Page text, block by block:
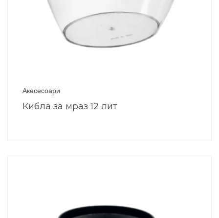
Акесесоари
Кибла за мраз 12 лит